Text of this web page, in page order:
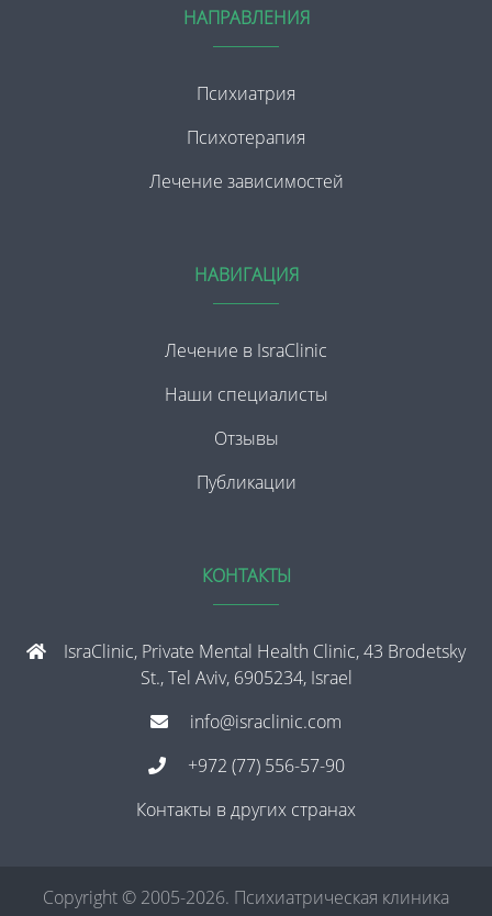
НАПРАВЛЕНИЯ
Психиатрия
Психотерапия
Лечение зависимостей
НАВИГАЦИЯ
Лечение в IsraClinic
Наши специалисты
Отзывы
Публикации
КОНТАКТЫ
IsraClinic, Private Mental Health Clinic, 43 Brodetsky
St., Tel Aviv, 6905234, Israel
info@israclinic.com
+972 (77) 556-57-90
Контакты в других странах
Copyright © 2005-2026. Психиатрическая клиника